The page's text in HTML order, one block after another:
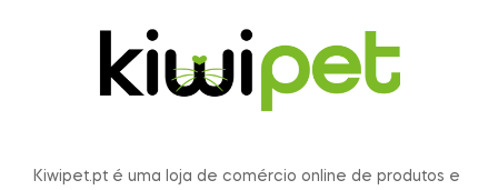
Kiwipet.pt é uma loja de comércio online de produtos e